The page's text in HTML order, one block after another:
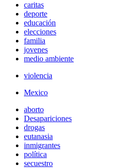
caritas
deporte
educación
elecciones
familia
jovenes
medio ambiente
violencia
Mexico
aborto
Desapariciones
drogas
eutanasia
inmigrantes
política
secuestro